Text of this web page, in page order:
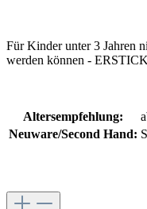
Für Kinder unter 3 Jahren
werden können -
Altersempfehlung:
Neuware/Second Hand: